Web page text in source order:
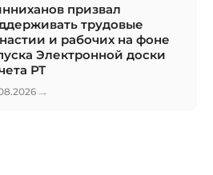
призвал
трудовые
и рабочих на фоне
Электронной доски
РТ
→